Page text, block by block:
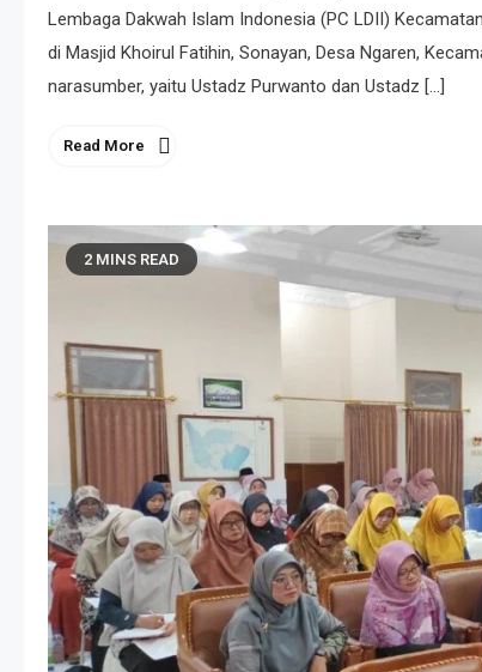
Lembaga Dakwah Islam Indonesia (PC LDII)
di Masjid Khoirul Fatihin, Sonayan, Desa Ngaren,
narasumber, yaitu Ustadz Purwanto dan Ustadz […]
Read More
2 MINS READ